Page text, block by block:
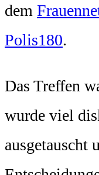
dem
Polis180.
Das Treffen
wurde viel
ausgetauscht